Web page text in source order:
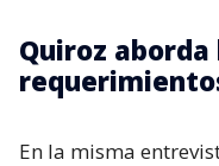
Quiroz
En la misma